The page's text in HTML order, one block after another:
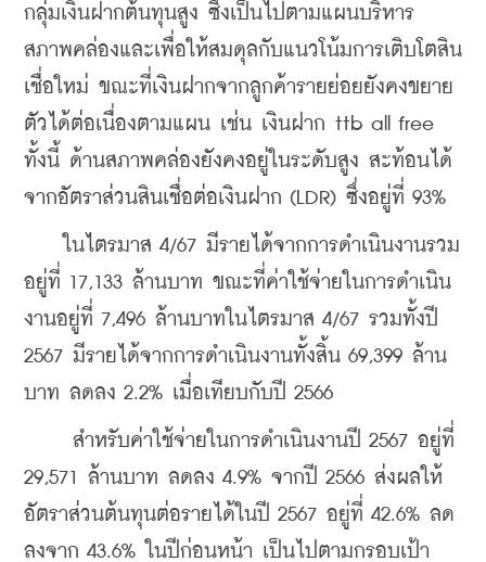
กลุ่มเงินฝากต้นทุนสูง ซึ่งเป็นไปตามแผนบริหาร
สภาพคล่องและเพื่อให้สมดุลกับแนวโน้มการเติบโตสิน
เชื่อใหม่ ขณะที่เงินฝากจากลูกค้ารายย่อยยังคงขยาย
ตัวได้ต่อเนื่องตามแผน เช่น เงินฝาก ttb all free
ทั้งนี้ ด้านสภาพคล่องยังคงอยู่ในระดับสูง สะท้อนได้
จากอัตราส่วนสินเชื่อต่อเงินฝาก (LDR) ซึ่งอยู่ที่ 93%
ในไตรมาส 4/67 มีรายได้จากการดำเนินงานรวม
อยู่ที่ 17,133 ล้านบาท ขณะที่ค่าใช้จ่ายในการดำเนิน
งานอยู่ที่ 7,496 ล้านบาทในไตรมาส 4/67 รวมทั้งปี
2567 มีรายได้จากการดำเนินงานทั้งสิ้น 69,399 ล้าน
บาท ลดลง 2.2% เมื่อเทียบกับปี 2566
สำหรับค่าใช้จ่ายในการดำเนินงานปี 2567 อยู่ที่
29,571 ล้านบาท ลดลง 4.9% จากปี 2566 ส่งผลให้
อัตราส่วนต้นทุนต่อรายได้ในปี 2567 อยู่ที่ 42.6% ลด
ลงจาก 43.6% ในปีก่อนหน้า เป็นไปตามกรอบเป้า